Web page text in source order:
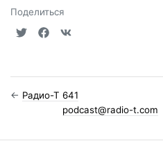
Поделиться
← Радио-Т 641
podcast@radio-t.com